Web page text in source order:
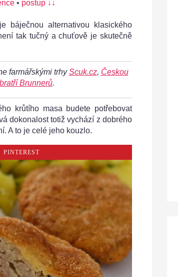
• postup ↓↓
báječnou alternativou klasického
tak tučný a chuťově je skutečně
farmářskými trhyScuk.cz, Českou
Brunnerů.
krůtího masa budete potřebovat
dokonalost totiž vychází z dobrého
A to je celé jeho kouzlo.
PINTEREST